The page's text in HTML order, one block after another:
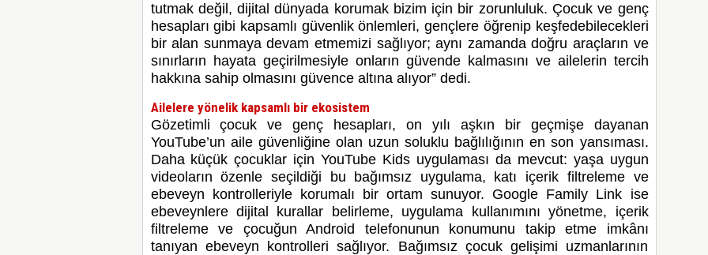
tutmak değil, dijital dünyada korumak bizim için bir zorunluluk. Çocuk ve genç
hesapları gibi kapsamlı güvenlik önlemleri, gençlere öğrenip keşfedebilecekleri
bir alan sunmaya devam etmemizi sağlıyor; aynı zamanda doğru araçların ve
sınırların hayata geçirilmesiyle onların güvende kalmasını ve ailelerin tercih
hakkına sahip olmasını güvence altına alıyor” dedi.
Ailelere yönelik kapsamlı bir ekosistem
Gözetimli çocuk ve genç hesapları, on yılı aşkın bir geçmişe dayanan
YouTube’un aile güvenliğine olan uzun soluklu bağlılığının en son yansıması.
Daha küçük çocuklar için YouTube Kids uygulaması da mevcut: yaşa uygun
videoların özenle seçildiği bu bağımsız uygulama, katı içerik filtreleme ve
ebeveyn kontrolleriyle korumalı bir ortam sunuyor. Google Family Link ise
ebeveynlere dijital kurallar belirleme, uygulama kullanımını yönetme, içerik
filtreleme ve çocuğun Android telefonunun konumunu takip etme imkânı
tanıyan ebeveyn kontrolleri sağlıyor. Bağımsız çocuk gelişimi uzmanlarının